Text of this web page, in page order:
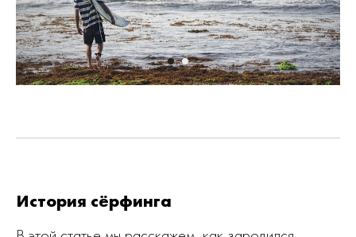
История сёрфинга